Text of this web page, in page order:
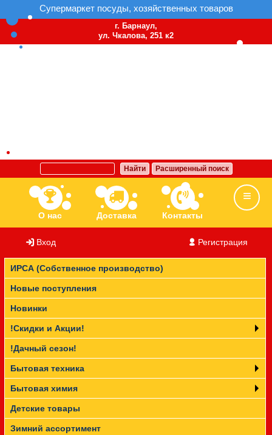
Супермаркет посуды, хозяйственных товаров
г. Барнаул,
ул. Чкалова, 251 к2
Найти Расширенный поиск
О нас Доставка Контакты
Ассортимент Бренды Вакансии
Прайс-лист
Вход Регистрация
ИРСА (Собственное производство)
Новые поступления
Новинки
!Скидки и Акции!
!Дачный сезон!
Бытовая техника
Бытовая химия
Детские товары
Зимний ассортимент